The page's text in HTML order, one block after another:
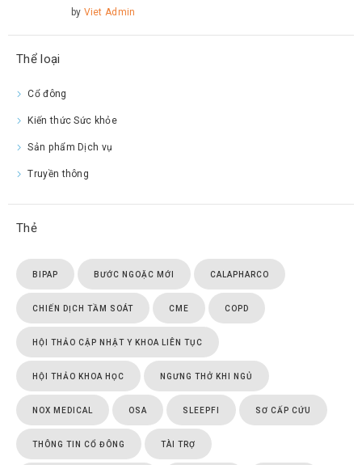
by Viet Admin
Thể loại
Cổ đông
Kiến thức Sức khỏe
Sản phẩm Dịch vụ
Truyền thông
Thẻ
BIPAP BƯỚC NGOẶC MỚI CALAPHARCO
CHIẾN DỊCH TẦM SOÁT CME COPD
HỘI THẢO CẬP NHẬT Y KHOA LIÊN TỤC
HỘI THẢO KHOA HỌC NGƯNG THỞ KHI NGỦ
NOX MEDICAL OSA SLEEPFI SƠ CẤP CỨU
THÔNG TIN CỔ ĐÔNG TÀI TRỢ